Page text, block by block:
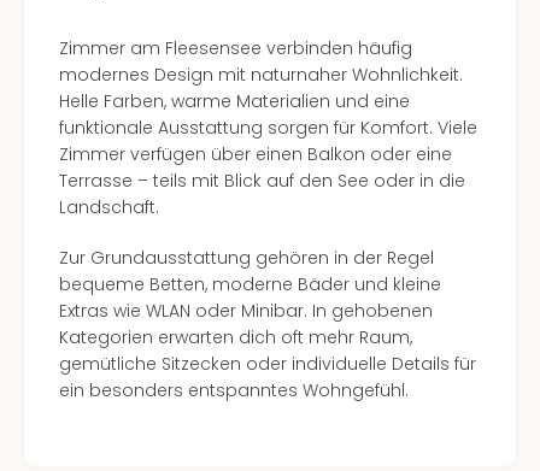
Zimmer am Fleesensee verbinden häufig
modernes Design mit naturnaher Wohnlichkeit.
Helle Farben, warme Materialien und eine
funktionale Ausstattung sorgen für Komfort. Viele
Zimmer verfügen über einen Balkon oder eine
Terrasse – teils mit Blick auf den See oder in die
Landschaft.
Zur Grundausstattung gehören in der Regel
bequeme Betten, moderne Bäder und kleine
Extras wie WLAN oder Minibar. In gehobenen
Kategorien erwarten dich oft mehr Raum,
gemütliche Sitzecken oder individuelle Details für
ein besonders entspanntes Wohngefühl.